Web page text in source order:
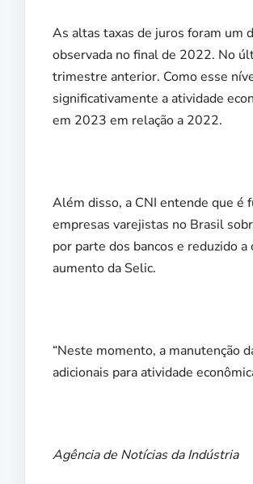
As altas taxas de juros foram um
observada no final de 2022. No
trimestre anterior. Como esse
significativamente a atividade
em 2023 em relação a 2022.
Além disso, a CNI entende que é
empresas varejistas no Brasil
por parte dos bancos e reduzido
aumento da Selic.
“Neste momento, a manutenção
adicionais para atividade
Agência de Notícias da Indústria